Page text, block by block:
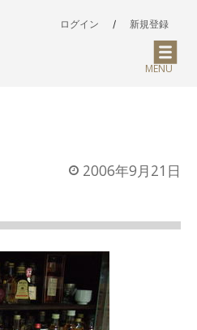
ログイン / 新規登録
MENU
2006年9月21日